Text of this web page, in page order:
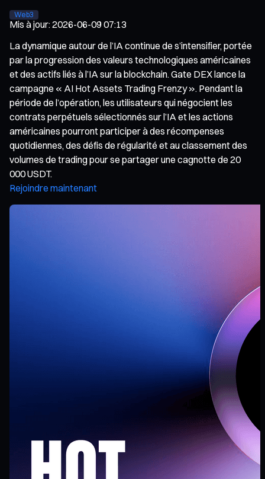
Web3
Mis à jour:2026-06-09 07:13
La dynamique autour de l’IA continue de s’intensifier, portée
par la progression des valeurs technologiques américaines
et des actifs liés à l’IA sur la blockchain. Gate DEX lance la
campagne « AI Hot Assets Trading Frenzy ». Pendant la
période de l’opération, les utilisateurs qui négocient les
contrats perpétuels sélectionnés sur l’IA et les actions
américaines pourront participer à des récompenses
quotidiennes, des défis de régularité et au classement des
volumes de trading pour se partager une cagnotte de 20
000 USDT.
Rejoindre maintenant